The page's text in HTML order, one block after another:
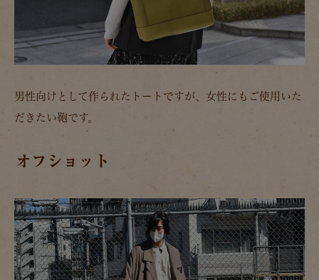
男性向けとして作られたトートですが、女性にもご使用いた
だきたい鞄です。
オフショット